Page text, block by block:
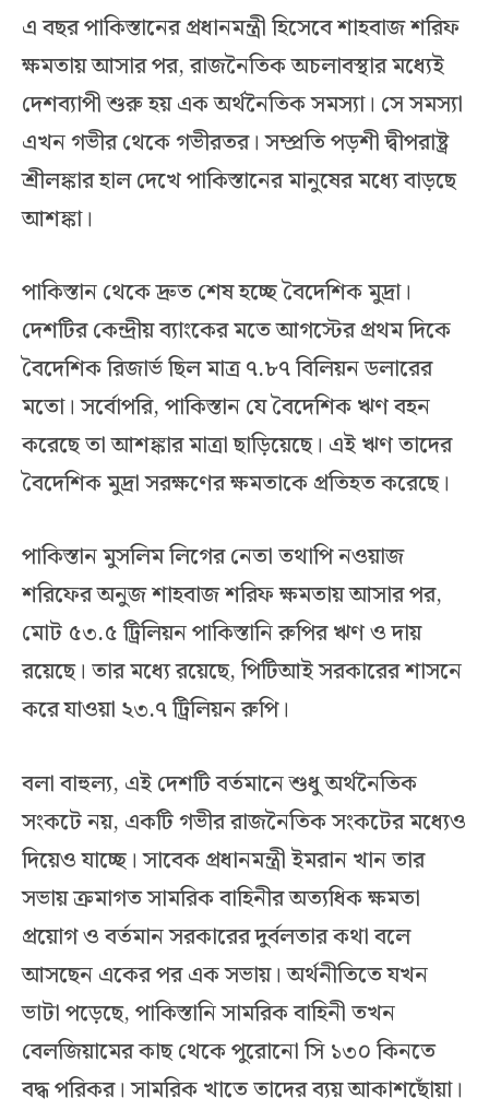
এ বছর পাকিস্তানের প্রধানমন্ত্রী হিসেবে শাহবাজ শরিফ
ক্ষমতায় আসার পর, রাজনৈতিক অচলাবস্থার মধ্যেই
দেশব্যাপী শুরু হয় এক অর্থনৈতিক সমস্যা। সে সমস্যা
এখন গভীর থেকে গভীরতর। সম্প্রতি পড়শী দ্বীপরাষ্ট্র
শ্রীলঙ্কার হাল দেখে পাকিস্তানের মানুষের মধ্যে বাড়ছে
আশঙ্কা।
পাকিস্তান থেকে দ্রুত শেষ হচ্ছে বৈদেশিক মুদ্রা।
দেশটির কেন্দ্রীয় ব্যাংকের মতে আগস্টের প্রথম দিকে
বৈদেশিক রিজার্ভ ছিল মাত্র ৭.৮৭ বিলিয়ন ডলারের
মতো। সর্বোপরি, পাকিস্তান যে বৈদেশিক ঋণ বহন
করেছে তা আশঙ্কার মাত্রা ছাড়িয়েছে। এই ঋণ তাদের
বৈদেশিক মুদ্রা সরক্ষণের ক্ষমতাকে প্রতিহত করেছে।
পাকিস্তান মুসলিম লিগের নেতা তথাপি নওয়াজ
শরিফের অনুজ শাহবাজ শরিফ ক্ষমতায় আসার পর,
মোট ৫৩.৫ ট্রিলিয়ন পাকিস্তানি রুপির ঋণ ও দায়
রয়েছে। তার মধ্যে রয়েছে, পিটিআই সরকারের শাসনে
করে যাওয়া ২৩.৭ ট্রিলিয়ন রুপি।
বলা বাহুল্য, এই দেশটি বর্তমানে শুধু অর্থনৈতিক
সংকটে নয়, একটি গভীর রাজনৈতিক সংকটের মধ্যেও
দিয়েও যাচ্ছে। সাবেক প্রধানমন্ত্রী ইমরান খান তার
সভায় ক্রমাগত সামরিক বাহিনীর অত্যধিক ক্ষমতা
প্রয়োগ ও বর্তমান সরকারের দুর্বলতার কথা বলে
আসছেন একের পর এক সভায়। অর্থনীতিতে যখন
ভাটা পড়েছে, পাকিস্তানি সামরিক বাহিনী তখন
বেলজিয়ামের কাছ থেকে পুরোনো সি ১৩০ কিনতে
বদ্ধ পরিকর। সামরিক খাতে তাদের ব্যয় আকাশছোঁয়া।